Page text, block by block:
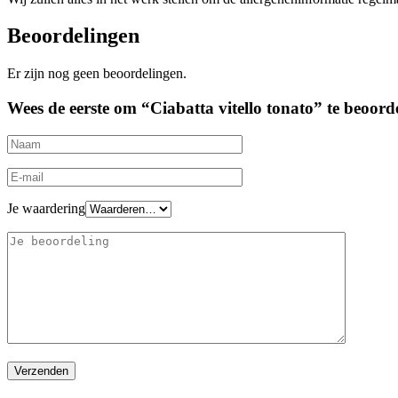
Beoordelingen
Er zijn nog geen beoordelingen.
Wees de eerste om “Ciabatta vitello tonato” te
Je waardering